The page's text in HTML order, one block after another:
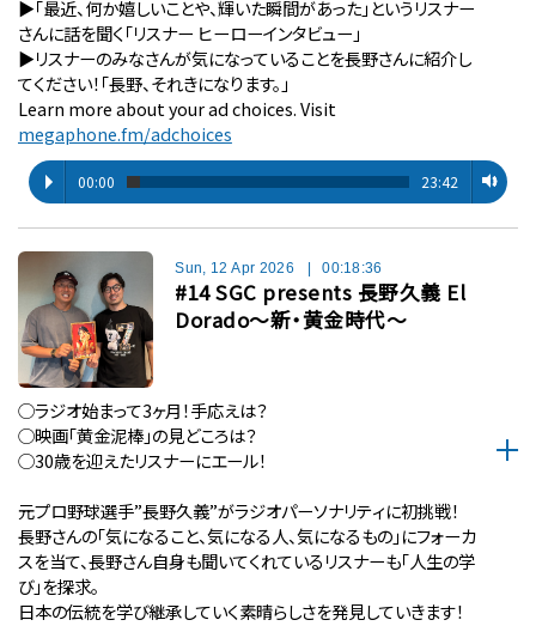
▶︎「最近、何か嬉しいことや、輝いた瞬間があった」というリスナー
さんに話を聞く「リスナー ヒーローインタビュー」
▶︎リスナーのみなさんが気になっていることを長野さんに紹介し
てください！「長野、それきになります。」
Learn more about your ad choices. Visit
megaphone.fm/adchoices
00:00 23:42
Sun, 12 Apr 2026 | 00:18:36
#14 SGC presents 長野久義 El
Dorado〜新・黄金時代〜
◯ラジオ始まって3ヶ月！手応えは？
◯映画「黄金泥棒」の見どころは？
◯30歳を迎えたリスナーにエール！
元プロ野球選手”長野久義”がラジオパーソナリティに初挑戦！
長野さんの「気になること、気になる人、気になるもの」にフォーカ
スを当て、長野さん自身も聞いてくれているリスナーも「人生の学
び」を探求。
日本の伝統を学び継承していく素晴らしさを発見していきます！